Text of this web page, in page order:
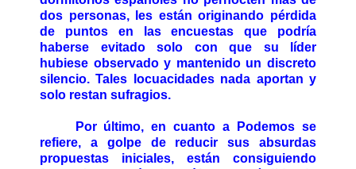
dos personas, les están originando pérdida
de puntos en las encuestas que podría
haberse evitado solo con que su líder
hubiese observado y mantenido un discreto
silencio. Tales locuacidades nada aportan y
solo restan sufragios.
Por último, en cuanto a Podemos se
refiere, a golpe de reducir sus absurdas
propuestas iniciales, están consiguiendo